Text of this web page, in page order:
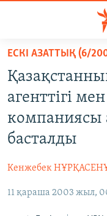
Skip
main
content
to
main
Skip
to
САЯСАТ
ҚАҢТАР ОҚИҒАСЫ
ӘЛЕМ
ЕСКІ АЗАТТЫҚ (6/
агенттігі
компаниясы
басталды
Кенжебек
11 қараша 2003 жыл,